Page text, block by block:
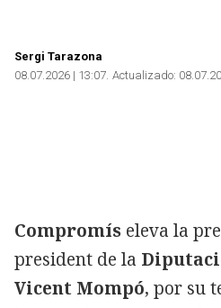
Sergi Tarazona
08.07.2026 | 13:07 Actualizado:
Compromís eleva la
president de la
Vicent Mompó, por su